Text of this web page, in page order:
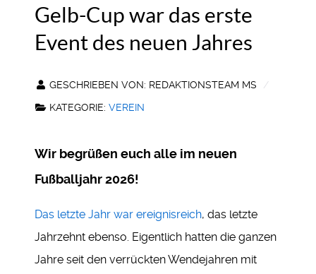
Gelb-Cup war das erste
Event des neuen Jahres
GESCHRIEBEN VON: REDAKTIONSTEAM MS
KATEGORIE: VEREIN
Wir begrüßen euch alle im neuen
Fußballjahr 2026!
Das letzte Jahr war ereignisreich, das letzte
Jahrzehnt ebenso. Eigentlich hatten die ganzen
Jahre seit den verrückten Wendejahren mit